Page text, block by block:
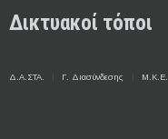
Δικτυακοί τόποι
Δ.Α.ΣΤΑ. Γ. Διασύνδεσης Μ.Κ.Ε.